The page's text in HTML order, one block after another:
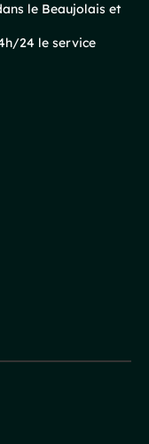
le Beaujolais et
24 le service